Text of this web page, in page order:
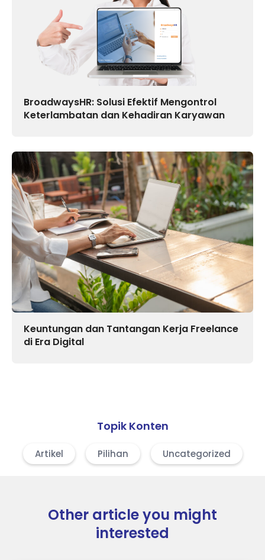
BroadwaysHR: Solusi Efektif Mengontrol
Keterlambatan dan Kehadiran Karyawan
Keuntungan dan Tantangan Kerja Freelance
di Era Digital
Topik Konten
Artikel Pilihan Uncategorized
Other article you might
interested